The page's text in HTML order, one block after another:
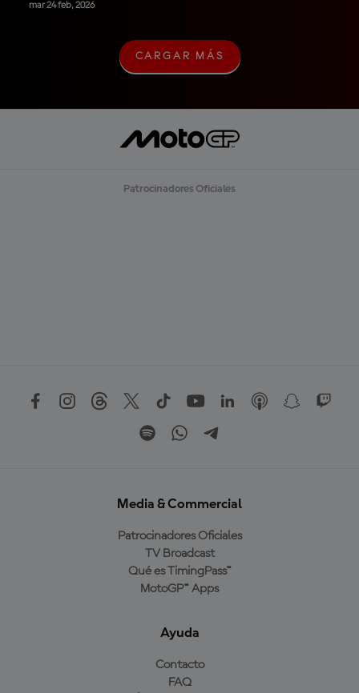
mar 24 feb, 2026
C
A
R
M
CARGAR MÁS
Patrocinadores Oficiales
Media & Commercial
Patrocinadores Oficiales
TV Broadcast
Qué es TimingPass™
MotoGP™ Apps
Ayuda
Contacto
FAQ